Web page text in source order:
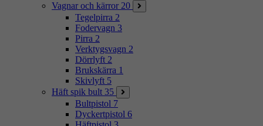
Vagnar och kärror 20
Tegelpirra 2
Fodervagn 3
Pirra 2
Verktygsvagn 2
Dörrlyft 2
Brukskärra 1
Skivlyft 5
Häft spik bult 35
Bultpistol 7
Dyckertpistol 6